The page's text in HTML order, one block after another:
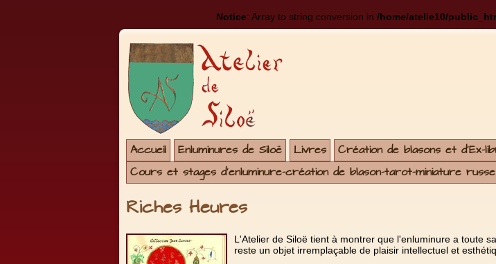
Notice: Array to string conversion in /home/atelie10/
Accueil Enluminures de Siloë Livres
Création de blasons et d'Ex-
Cours et stages d'enluminure-création de blason-tarot-miniature russe
Riches Heures
L'Atelier de Siloë tient à montrer que l'enluminure a toute
reste un objet irremplaçable de plaisir intellectuel et